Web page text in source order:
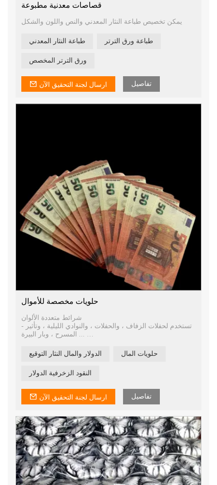
قصاصات معدنية مطبوعة
يمكن تخصيص طباعة النثار المعدني والنص واللون والشكل
طباعة النثار المعدني طباعة ورق الترتر
ورق الترتر المخصص
ارسال لجنة التحقيق الآن تفاصيل
حلويات مخصصة للأموال
- تستخدم لحفلات الزفاف ، والحفلات ، والنوادي الليلية ، وتأثير
المسرح ، وبار البيرة ...
الدولار والمال النثار التوقيع
حلويات المال
النقود الزخرفية الدولار
ارسال لجنة التحقيق الآن تفاصيل